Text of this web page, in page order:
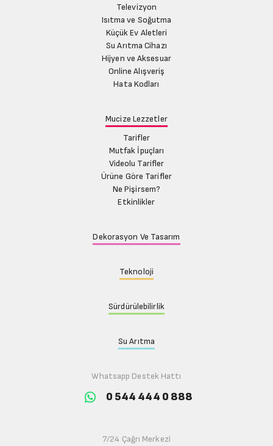
Televizyon
Isıtma ve Soğutma
Küçük Ev Aletleri
Su Arıtma Cihazı
Hijyen ve Aksesuar
Online Alışveriş
Hata Kodları
Mucize Lezzetler
Tarifler
Mutfak İpuçları
Videolu Tarifler
Ürüne Göre Tarifler
Ne Pişirsem?
Etkinlikler
Dekorasyon Ve Tasarım
Teknoloji
Sürdürülebilirlik
Su Arıtma
Whatsapp Destek Hattı
0 544 444 0 888
7/24 Çağrı Merkezi